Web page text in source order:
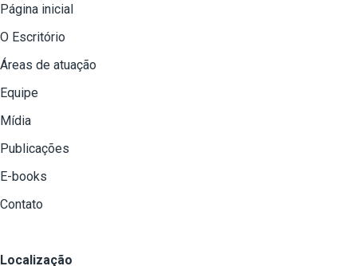
Página inicial
O Escritório
Áreas de atuação
Equipe
Mídia
Publicações
E-books
Contato
Localização